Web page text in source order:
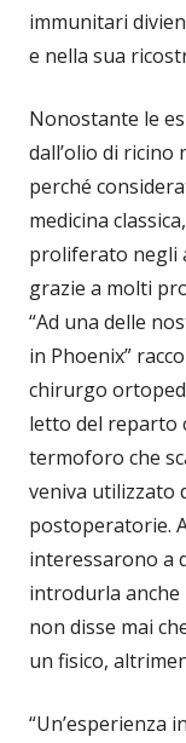
immunitari
e nella sua
Nonostante le
dall’olio di
perché
medicina
proliferato negli
grazie a molti
“Ad una delle
in Phoenix”
chirurgo
letto del reparto
termoforo che
veniva utilizzato
postoperatorie.
interessarono a
introdurla anche
non disse mai
un fisico,
“Un’esperienza